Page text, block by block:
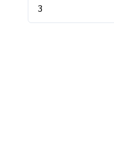
- ใกล้โครงการรถไฟ
- ใกล้จุดขึ้นทางด่วน "
เรามีบริการด้านสินเ